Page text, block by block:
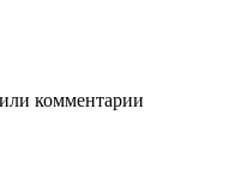
комментарии